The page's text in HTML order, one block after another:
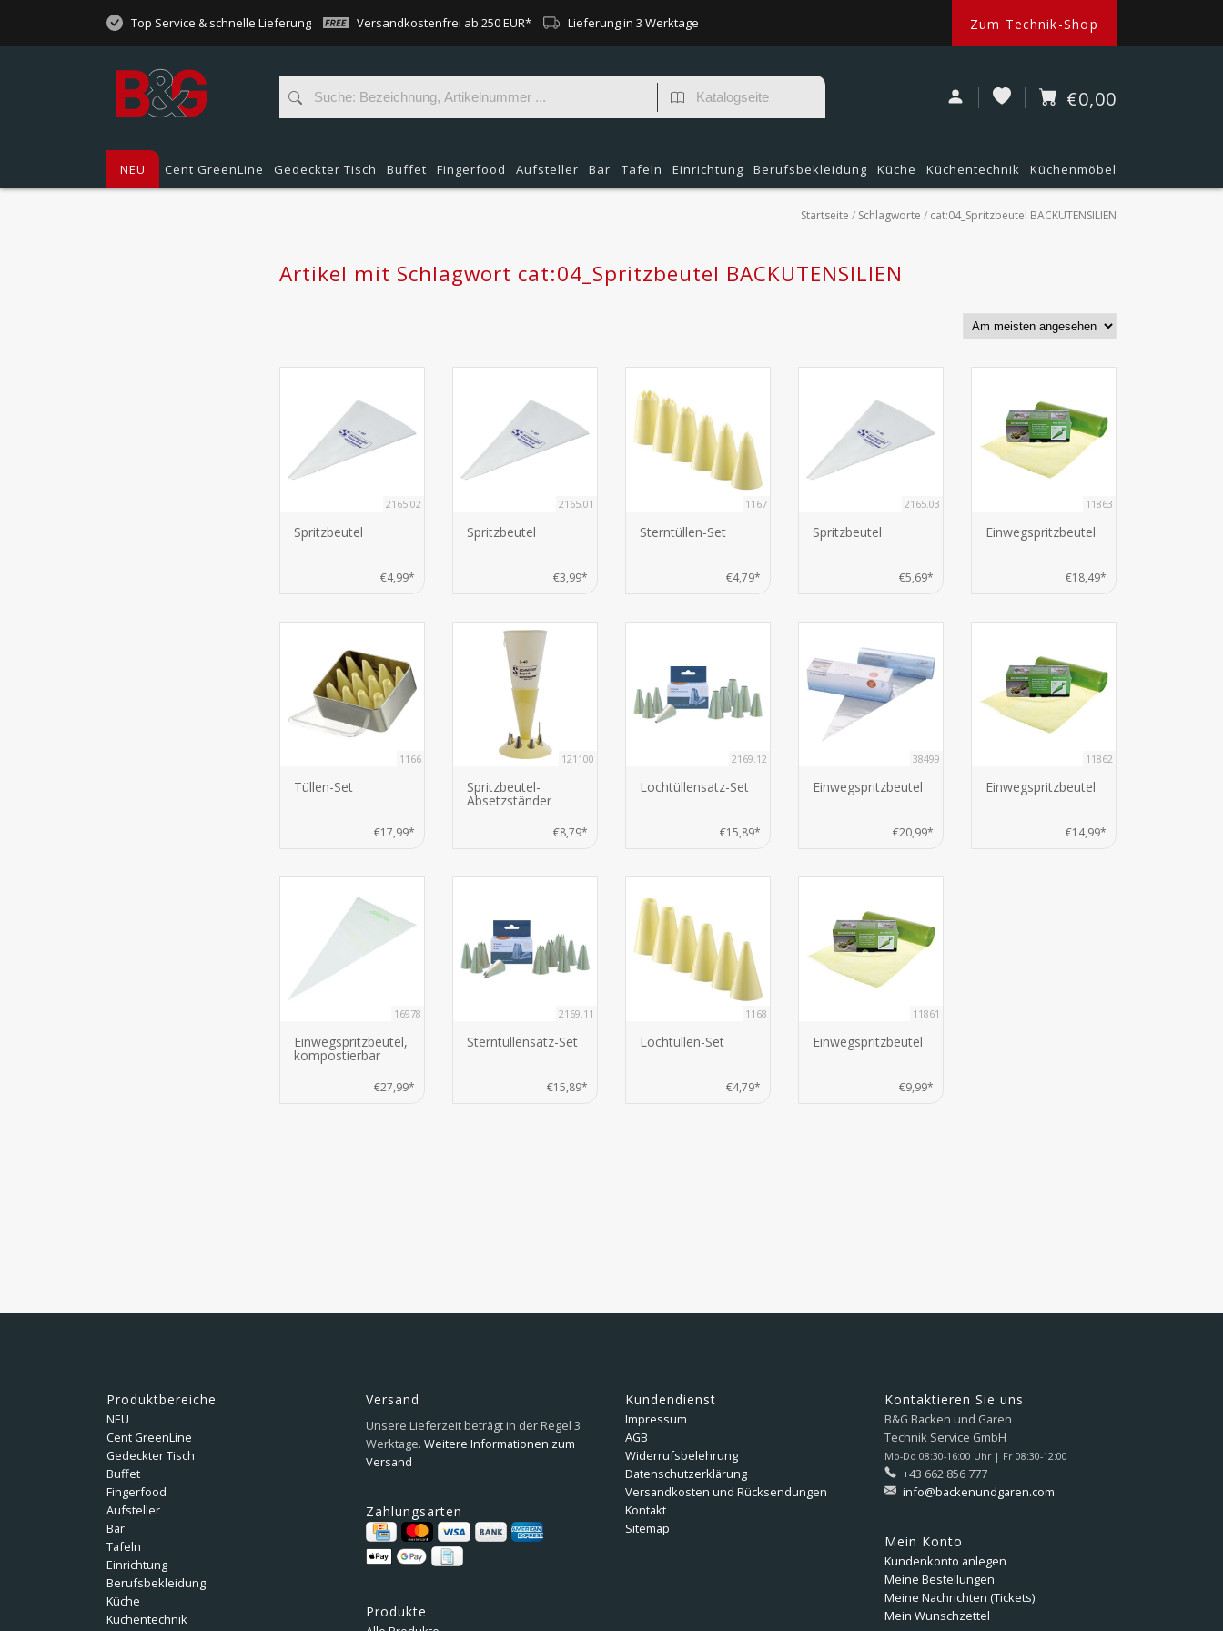
Top Service & schnelle Lieferung Versandkostenfrei ab 250 EUR* Lieferung in 3 Werktage Zum Technik-Shop
€0,00
NEU Cent GreenLine Gedeckter Tisch Buffet Fingerfood Aufsteller Bar Tafeln Einrichtung Berufsbekleidung Küche Küchentechnik Küchenmöbel
Startseite / Schlagworte / cat:04_Spritzbeutel BACKUTENSILIEN
Artikel mit Schlagwort cat:04_Spritzbeutel BACKUTENSILIEN
2165.02
Spritzbeutel
€4,99*
2165.01
Spritzbeutel
€3,99*
1167
Sterntüllen-Set
€4,79*
2165.03
Spritzbeutel
€5,69*
11863
Einwegspritzbeutel
€18,49*
1166
Tüllen-Set
€17,99*
121100
Spritzbeutel-
Absetzständer
€8,79*
2169.12
Lochtüllensatz-Set
€15,89*
38499
Einwegspritzbeutel
€20,99*
11862
Einwegspritzbeutel
€14,99*
16978
Einwegspritzbeutel,
kompostierbar
€27,99*
2169.11
Sterntüllensatz-Set
€15,89*
1168
Lochtüllen-Set
€4,79*
11861
Einwegspritzbeutel
€9,99*
Produktbereiche
NEU
Cent GreenLine
Gedeckter Tisch
Buffet
Fingerfood
Aufsteller
Bar
Tafeln
Einrichtung
Berufsbekleidung
Küche
Küchentechnik
Versand
Unsere Lieferzeit beträgt in der Regel 3
Werktage. Weitere Informationen zum
Versand
Zahlungsarten
Produkte
Kundendienst
Impressum
AGB
Widerrufsbelehrung
Datenschutzerklärung
Versandkosten und Rücksendungen
Kontakt
Sitemap
Kontaktieren Sie uns
B&G Backen und Garen
Technik Service GmbH
Mo-Do 08:30-16:00 Uhr | Fr 08:30-12:00
+43 662 856 777
info@backenundgaren.com
Mein Konto
Kundenkonto anlegen
Meine Bestellungen
Meine Nachrichten (Tickets)
Mein Wunschzettel